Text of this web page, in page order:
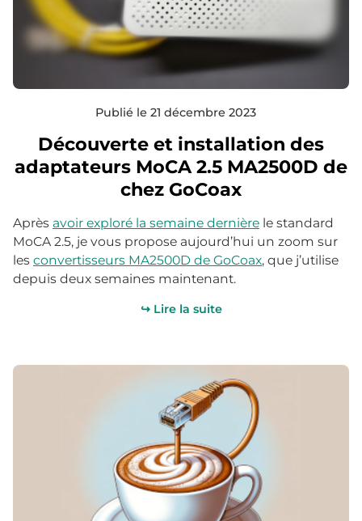
Publié le 21 décembre 2023
Découverte et installation des
adaptateurs MoCA 2.5 MA2500D de
chez GoCoax
Après avoir exploré la semaine dernière le standard
MoCA 2.5, je vous propose aujourd’hui un zoom sur
les convertisseurs MA2500D de GoCoax, que j’utilise
depuis deux semaines maintenant.
↪ Lire la suite